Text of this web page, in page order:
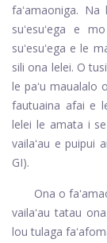
faʻamaoniga.
suʻesuʻega e
suʻesuʻega e le
sili ona lelei. O
le paʻu maualalo
fautuaina afai e
lelei le amata i
vailaʻau e puipui
GI).
Ona o
vailaʻau tatau
lou tulaga